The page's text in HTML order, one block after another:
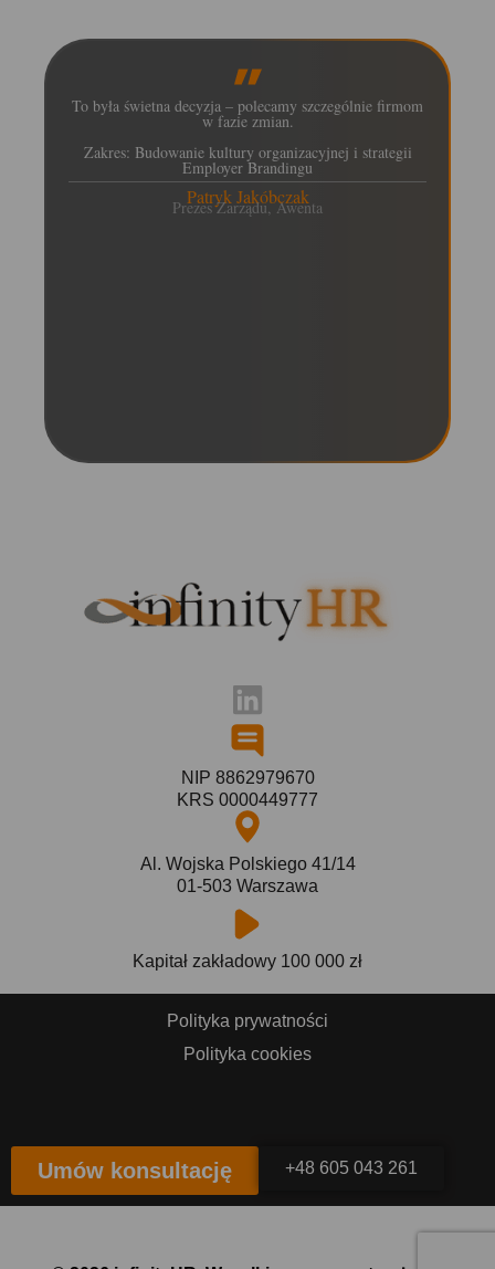
To była świetna decyzja – polecamy szczególnie firmom
w fazie zmian.
Zakres: Budowanie kultury organizacyjnej i strategii
Employer Brandingu
Patryk Jakóbczak
Prezes Zarządu, Awenta
NIP 8862979670
KRS 0000449777
Al. Wojska Polskiego 41/14
01-503 Warszawa
Kapitał zakładowy 100 000 zł
Polityka prywatności
Polityka cookies
Umów konsultację +48 605 043 261